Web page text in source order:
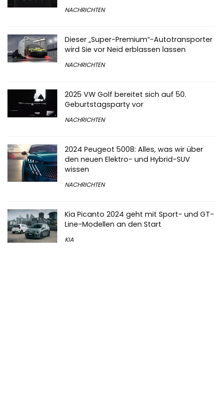
NACHRICHTEN
Dieser „Super-Premium“-Autotransporter
wird Sie vor Neid erblassen lassen
NACHRICHTEN
2025 VW Golf bereitet sich auf 50.
Geburtstagsparty vor
NACHRICHTEN
2024 Peugeot 5008: Alles, was wir über
den neuen Elektro- und Hybrid-SUV
wissen
NACHRICHTEN
Kia Picanto 2024 geht mit Sport- und GT-
Line-Modellen an den Start
KIA